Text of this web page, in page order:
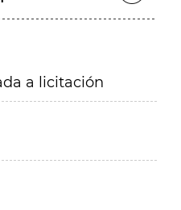
a licitación